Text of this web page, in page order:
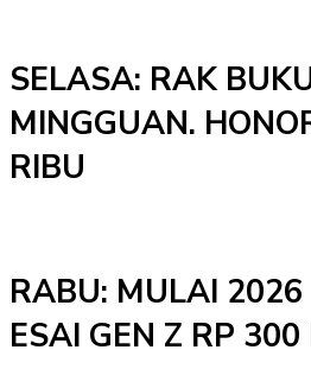
SELASA: RAK
MINGGUAN.
RIBU
RABU: MULAI 2026
ESAI GEN Z RP 300